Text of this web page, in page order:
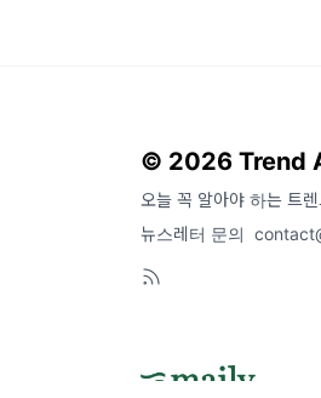
© 2026 Trend
오늘 꼭 알아야 하는 트
뉴스레터 문의